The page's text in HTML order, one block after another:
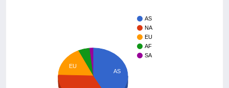
AS
NA
EU
AF
SA
AS
EU